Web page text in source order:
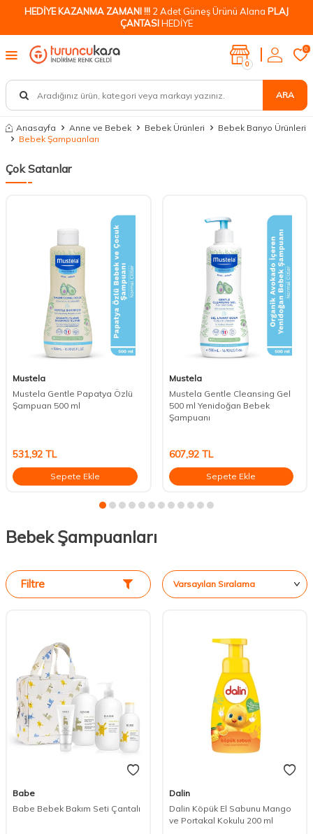
HEDİYE KAZANMA ZAMANI !!! 2 Adet Güneş Ürünü Alana PLAJ
ÇANTASIHEDİYE
ARA
0
0
Anasayfa Anne ve Bebek Bebek Ürünleri
Bebek Banyo Ürünleri
Bebek Şampuanları
Çok Satanlar
Mustela
Mustela Gentle Papatya Özlü
Şampuan 500 ml
531,92 TL
Sepete Ekle
Mustela
Mustela Gentle Cleansing Gel
500 ml Yenidoğan Bebek
Şampuanı
607,92TL
Sepete Ekle
Bebek Şampuanları
Filtre
Babe
Babe Bebek Bakım Seti Çantalı
Dalin
Dalin Köpük El Sabunu Mango
ve Portakal Kokulu 200 ml